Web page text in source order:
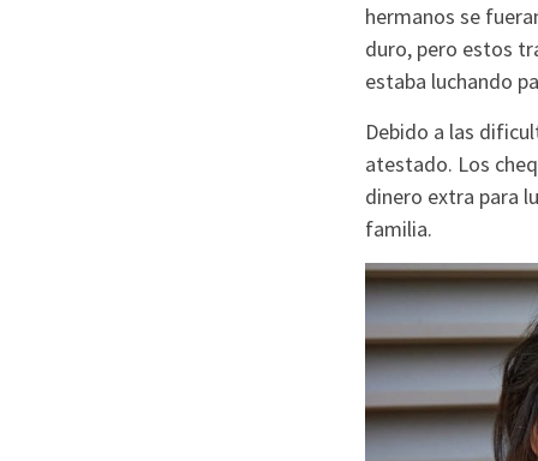
hermanos se
duro, pero estos
estaba luchando
Debido a las
atestado. Los
dinero extra para
familia.